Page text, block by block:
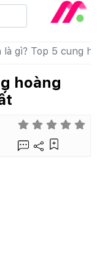
là gì? Top 5 cung
hoàng